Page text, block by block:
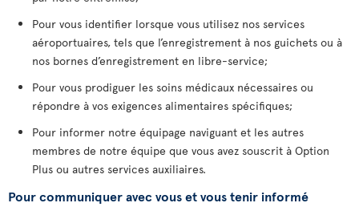
Pour vous identifier lorsque vous utilisez nos services
aéroportuaires, tels que l’enregistrement à nos guichets ou à
nos bornes d’enregistrement en libre-service;
Pour vous prodiguer les soins médicaux nécessaires ou
répondre à vos exigences alimentaires spécifiques;
Pour informer notre équipage naviguant et les autres
membres de notre équipe que vous avez souscrit à Option
Plus ou autres services auxiliaires.
Pour communiquer avec vous et vous tenir informé